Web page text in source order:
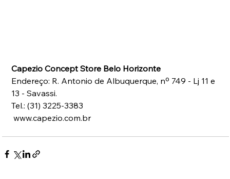
Capezio Concept Store Belo Horizonte
Endereço: R. Antonio de Albuquerque, nº 749 - Lj 11 e
13 - Savassi.
Tel.: (31) 3225-3383
www.capezio.com.br